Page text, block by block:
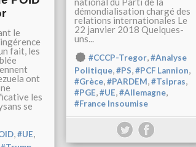
démondialisation chargé des
relations internationales Le
22 janvier 2018 Quelques-
uns...
#CCCP-Tregor,#Analyse
Politique,#PS,#PCF Lannion,
#Grèce,#PARDEM,#Tsipras,
#PGE,#UE,#Allemagne,
#France Insoumise
le
fait, les
ont
les
se
,#UE,